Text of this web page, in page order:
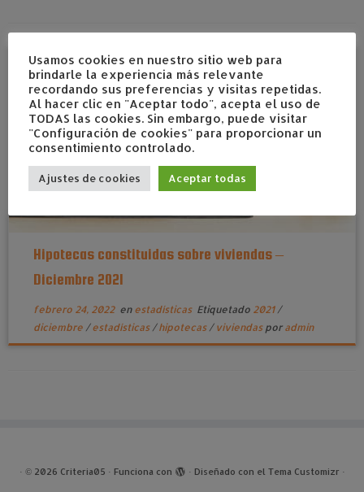
Hipotecas constituidas sobre viviendas –
Diciembre 2021
febrero 24, 2022en estadísticas Etiquetado 2021 /
diciembre /estadísticas /hipotecas / viviendas por admin
· © 2026 Criteria05 · Funciona con · Diseñado con el Tema Customizr ·
Usamos cookies en nuestro sitio web para
brindarle la experiencia más relevante
recordando sus preferencias y visitas repetidas.
Al hacer clic en "Aceptar todo", acepta el uso de
TODAS las cookies. Sin embargo, puede visitar
"Configuración de cookies" para proporcionar un
consentimiento controlado.
Ajustes de cookies Aceptar todas